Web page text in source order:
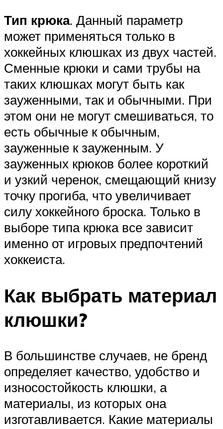
Тип крюка. Данный параметр
может применяться только в
хоккейных клюшках из двух частей.
Сменные крюки и сами трубы на
таких клюшках могут быть как
зауженными, так и обычными. При
этом они не могут смешиваться, то
есть обычные к обычным,
зауженные к зауженным. У
зауженных крюков более короткий
и узкий черенок, смещающий книзу
точку прогиба, что увеличивает
силу хоккейного броска. Только в
выборе типа крюка все зависит
именно от игровых предпочтений
хоккеиста.
Как выбрать материал
клюшки?
В большинстве случаев, не бренд
определяет качество, удобство и
износостойкость клюшки, а
материалы, из которых она
изготавливается. Какие материалы